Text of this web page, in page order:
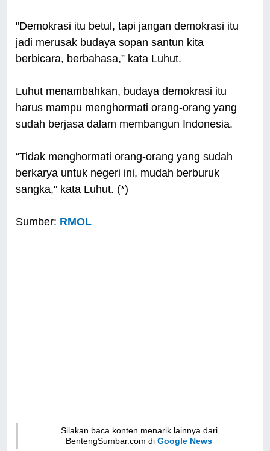
"Demokrasi itu betul, tapi jangan demokrasi itu
jadi merusak budaya sopan santun kita
berbicara, berbahasa,” kata Luhut.
Luhut menambahkan, budaya demokrasi itu
harus mampu menghormati orang-orang yang
sudah berjasa dalam membangun Indonesia.
“Tidak menghormati orang-orang yang sudah
berkarya untuk negeri ini, mudah berburuk
sangka," kata Luhut. (*)
Sumber: RMOL
Silakan baca konten menarik lainnya dari
BentengSumbar.com diGoogle News